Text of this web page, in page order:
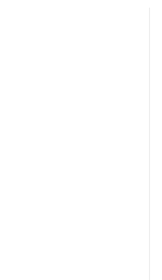
hogy igazából miért